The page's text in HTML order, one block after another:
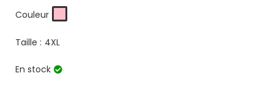
Couleur
Taille : 4XL
En stock